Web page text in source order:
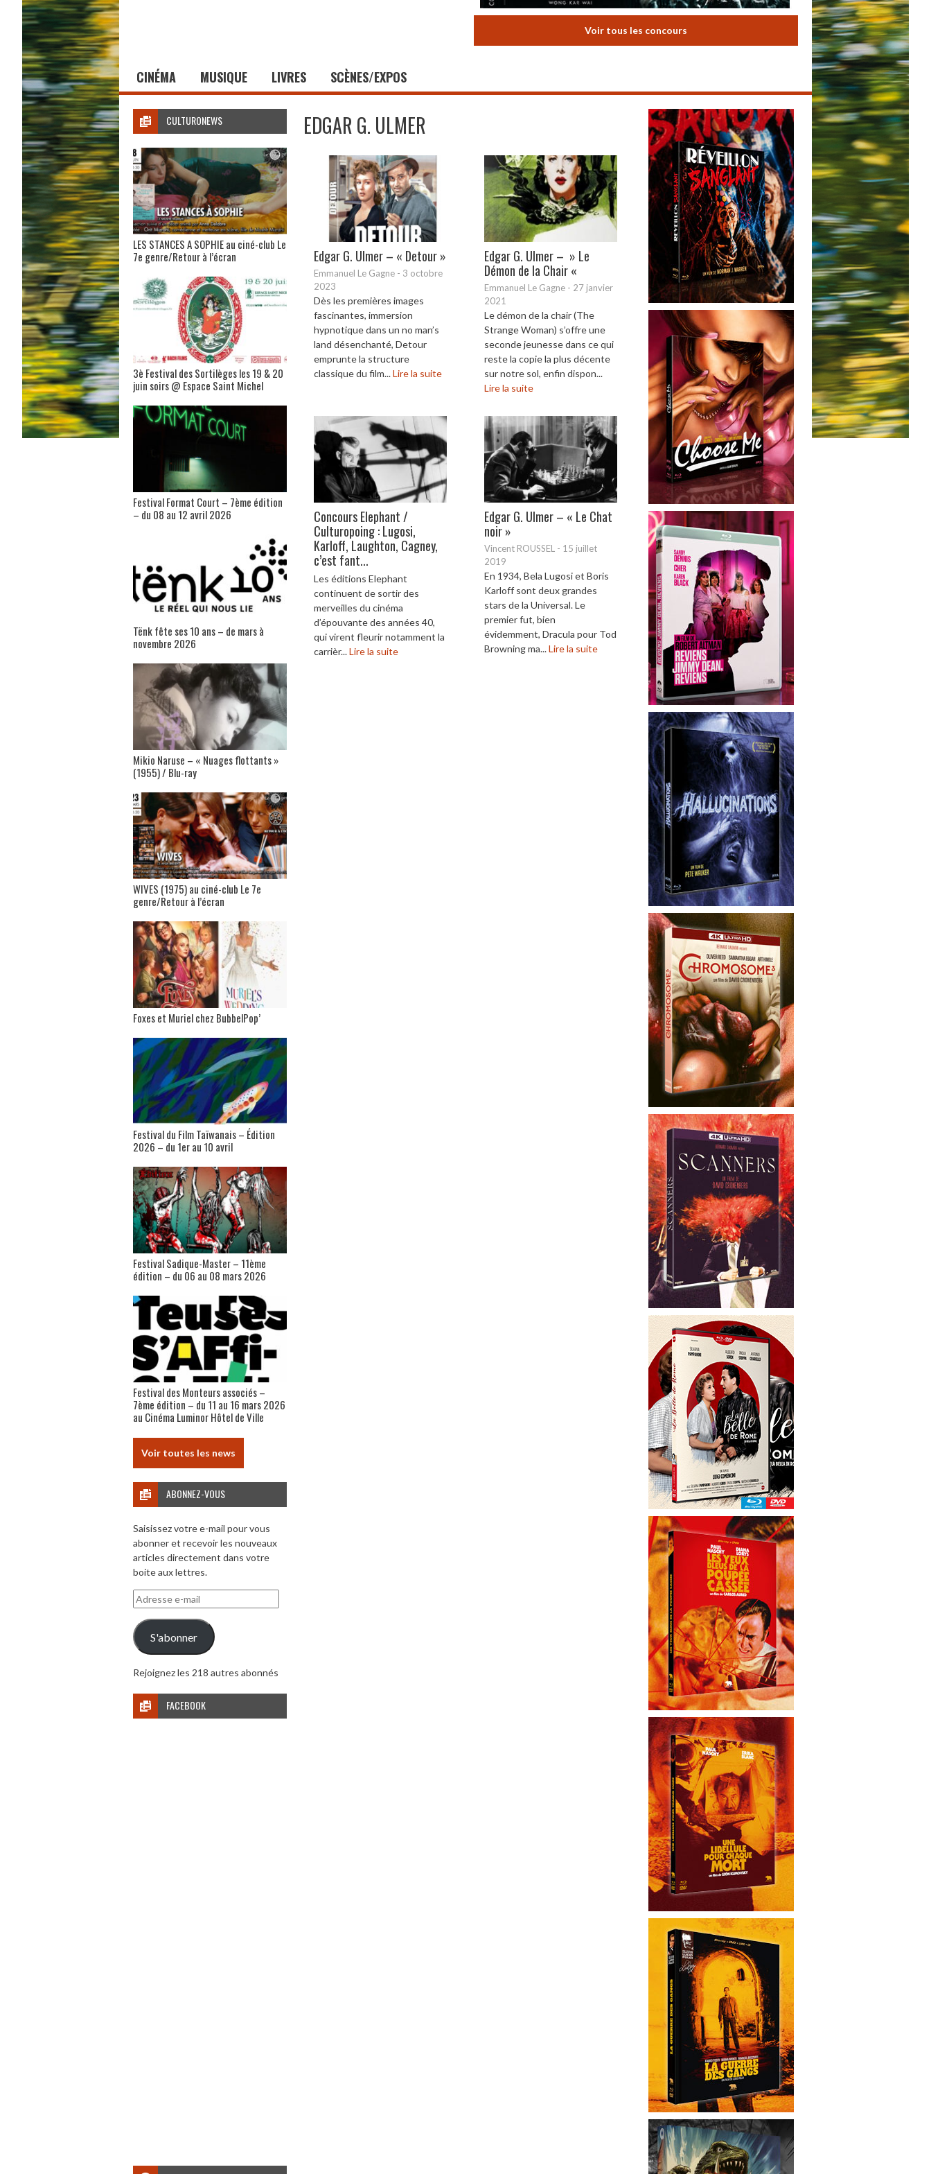
Voir tous les concours
CINÉMA MUSIQUE LIVRES SCÈNES/EXPOS
EDGAR G. ULMER
Edgar G. Ulmer – « Detour »
Emmanuel Le Gagne - 3 octobre
2023
Dès les premières images
fascinantes, immersion
hypnotique dans un no man’s
land désenchanté, Detour
emprunte la structure
classique du film...Lire la suite
Edgar G. Ulmer – » Le
Démon de la Chair «
Emmanuel Le Gagne - 27 janvier
2021
Le démon de la chair (The
Strange Woman) s’offre une
seconde jeunesse dans ce qui
reste la copie la plus décente
sur notre sol, enfin dispon...
Lire la suite
Concours Elephant /
Culturopoing : Lugosi,
Karloff, Laughton, Cagney,
c’est fant...
Les éditions Elephant
continuent de sortir des
merveilles du cinéma
d’épouvante des années 40,
qui virent fleurir notamment la
carrièr...Lire la suite
Edgar G. Ulmer – « Le Chat
noir »
Vincent ROUSSEL - 15 juillet
2019
En 1934, Bela Lugosi et Boris
Karloff sont deux grandes
stars de la Universal. Le
premier fut, bien
évidemment, Dracula pour Tod
Browning ma...Lire la suite
CULTURONEWS
LES STANCES A SOPHIE au ciné-club Le
7e genre/Retour à l’écran
3è Festival des Sortilèges les 19 & 20
juin soirs @ Espace Saint Michel
Festival Format Court – 7ème édition
– du 08 au 12 avril 2026
Tënk fête ses 10 ans – de mars à
novembre 2026
Mikio Naruse – « Nuages flottants »
(1955) / Blu-ray
WIVES (1975) au ciné-club Le 7e
genre/Retour à l’écran
Foxes et Muriel chez BubbelPop’
Festival du Film Taïwanais – Édition
2026 – du 1er au 10 avril
Festival Sadique-Master – 11ème
édition – du 06 au 08 mars 2026
Festival des Monteurs associés –
7ème édition – du 11 au 16 mars 2026
au Cinéma Luminor Hôtel de Ville
Voir toutes les news
ABONNEZ-VOUS
Saisissez votre e-mail pour vous
abonner et recevoir les nouveaux
articles directement dans votre
boite aux lettres.
Adresse
e-
mail
S'abonner
Rejoignez les 218 autres abonnés
FACEBOOK